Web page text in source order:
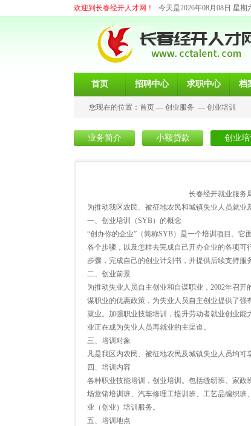
欢迎到长春经开人才网！ 今天是2026年08月08日 星期
首页 招聘中心 求职中心 档
您现在的位置： 首页 — 创业服务 — 创业培训
业务简介 小额贷款 创业培
长春经开就业服务局免费
为推动我区农民、被征地农民和城镇失业人员就业
一、创业培训（SYB）的概念
“创办你的企业”（简称SYB）是一个培训项目。
各个步骤，以及怎样去完成自己开办企业的各项可
步骤，完成自己的创业计划书，并提供后续支持服
二、创业前景
为推动失业人员自主创业和自谋职业，2002年召
谋职业的优惠政策，为失业人员自主创业提供了
就业。加强职业技能培训，提升劳动者就业创业
业正在成为失业人员再就业的主渠道。
三、培训对象
凡是我区内农民、被征地农民及城镇失业人员均可
四、培训内容
各种职业技能培训，创业培训。包括缝纫班、家
场营销培训班、汽车修理工培训班、工艺品编织
业（创业）培训服务。
五、培训地点